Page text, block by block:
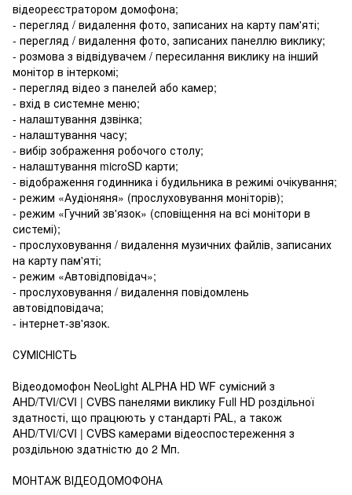
відеореєстратором домофона;
- перегляд / видалення фото, записаних на карту пам'яті;
- перегляд / видалення фото, записаних панеллю виклику;
- розмова з відвідувачем / пересилання виклику на інший
монітор в інтеркомі;
- перегляд відео з панелей або камер;
- вхід в системне меню;
- налаштування дзвінка;
- налаштування часу;
- вибір зображення робочого столу;
- налаштування microSD карти;
- відображення годинника і будильника в режимі очікування;
- режим «Аудіоняня» (прослуховування моніторів);
- режим «Гучний зв'язок» (сповіщення на всі монітори в
системі);
- прослуховування / видалення музичних файлів, записаних
на карту пам'яті;
- режим «Автовідповідач»;
- прослуховування / видалення повідомлень
автовідповідача;
- інтернет-зв'язок.
СУМІСНІСТЬ
Відеодомофон NeoLight ALPHA HD WF сумісний з
AHD/TVI/CVI | CVBS панелями виклику Full HD роздільної
здатності, що працюють у стандарті PAL, а також
AHD/TVI/CVI | CVBS камерами відеоспостереження з
роздільною здатністю до 2 Мп.
МОНТАЖ ВІДЕОДОМОФОНА